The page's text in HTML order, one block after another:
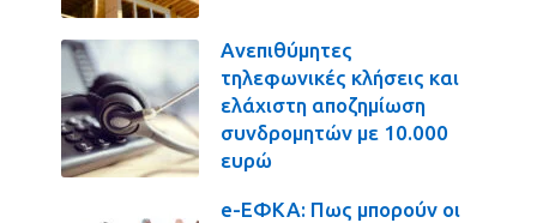
Ανεπιθύμητες
τηλεφωνικές κλήσεις και
ελάχιστη αποζημίωση
συνδρομητών με 10.000
ευρώ
e-ΕΦΚΑ: Πως μπορούν οι